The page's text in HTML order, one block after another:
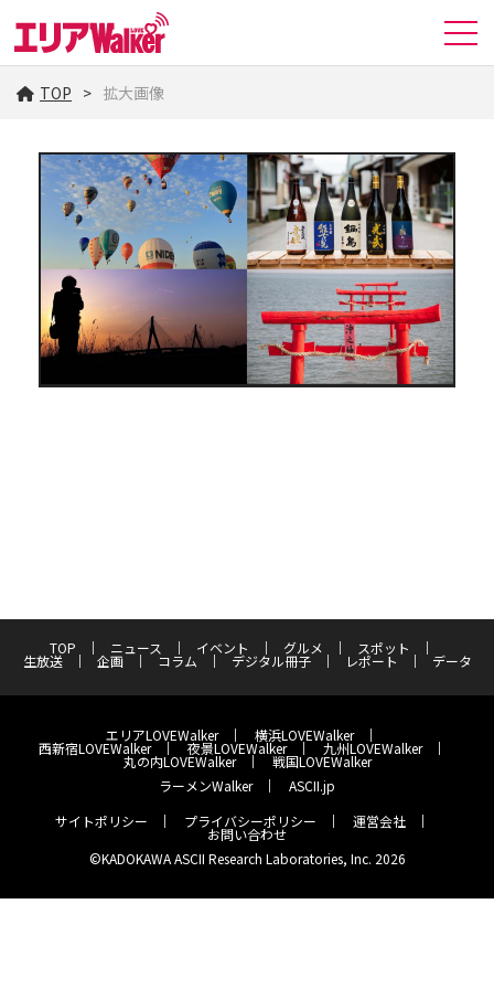
TOP 拡大画像
TOP ニュース イベント グルメ スポット
生放送 企画 コラム デジタル冊子 レポート データ
エリアLOVEWalker 横浜LOVEWalker
西新宿LOVEWalker 夜景LOVEWalker 九州LOVEWalker
丸の内LOVEWalker
戦国LOVEWalker
ラーメンWalker
ASCII.jp
サイトポリシー
プライバシーポリシー 運営会社
お問い合わせ
©KADOKAWA ASCII Research Laboratories, Inc. 2026